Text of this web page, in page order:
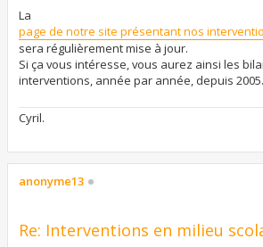
s
a
g
e
La
page de notre site présentant nos
sera régulièrement mise à jour.
Si ça vous intéresse, vous aurez ainsi les
interventions, année par année, depuis 2005.
Cyril.
anonyme13
Re: Interventions en milieu